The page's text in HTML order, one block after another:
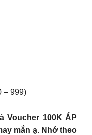
– 999)
Voucher 100K ÁP
mắn ạ. Nhớ theo